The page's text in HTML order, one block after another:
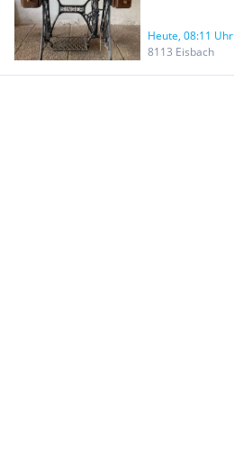
Heute, 08:11 Uhr
8113 Eisbach